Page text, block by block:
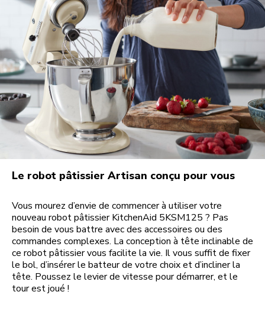
Le robot pâtissier Artisan conçu pour vous
Vous mourez d’envie de commencer à utiliser votre
nouveau robot pâtissier KitchenAid 5KSM125 ? Pas
besoin de vous battre avec des accessoires ou des
commandes complexes. La conception à tête inclinable de
ce robot pâtissier vous facilite la vie. Il vous suffit de fixer
le bol, d’insérer le batteur de votre choix et d’incliner la
tête. Poussez le levier de vitesse pour démarrer, et le
tour est joué !